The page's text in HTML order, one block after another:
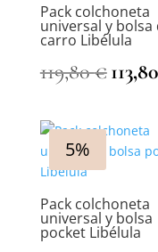
Pack colchoneta
universal y bolsa
carro Libélula
119,80€ precio
era:
119,80
113,80
5%
Pack colchoneta
universal y bolsa
pocket Libélula